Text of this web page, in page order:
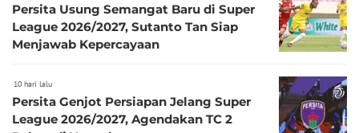
Persita Usung Semangat Baru di Super
League 2026/2027, Sutanto Tan Siap
Menjawab Kepercayaan
10 hari lalu
Persita Genjot Persiapan Jelang Super
League 2026/2027, Agendakan TC 2